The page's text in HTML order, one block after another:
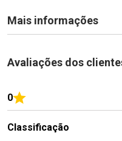
Mais informações
Avaliações dos
0
Classificação